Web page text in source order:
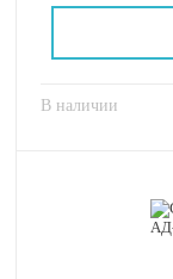
В наличии